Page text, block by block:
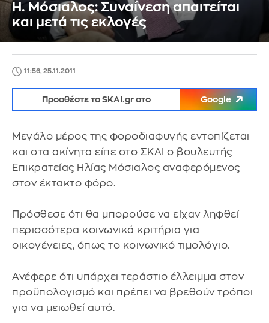
Η. Μόσιαλος: Συναίνεση απαιτείται
και μετά τις εκλογές
11:56, 25.11.2011
Προσθέστε το SKAI.gr στο Google
Μεγάλο μέρος της φοροδιαφυγής εντοπίζεται
και στα ακίνητα είπε στο ΣΚΑΙ ο βουλευτής
Επικρατείας Ηλίας Μόσιαλος αναφερόμενος
στον έκτακτο φόρο.
Πρόσθεσε ότι θα μπορούσε να είχαν ληφθεί
περισσότερα κοινωνικά κριτήρια για
οικογένειες, όπως το κοινωνικό τιμολόγιο.
Ανέφερε ότι υπάρχει τεράστιο έλλειμμα στον
προϋπολογισμό και πρέπει να βρεθούν τρόποι
για να μειωθεί αυτό.